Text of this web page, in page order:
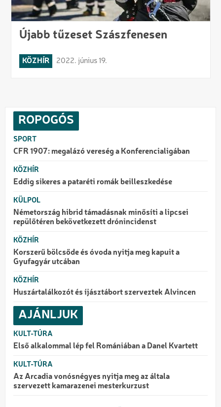
Újabb tűzeset Szászfenesen
KÖZHÍR 2022. június 19.
ROPOGÓS
SPORT
CFR 1907: megalázó vereség a Konferencialigában
KÖZHÍR
Eddig sikeres a pataréti romák beilleszkedése
KÜLPOL
Németország hibrid támadásnak minősíti a lipcsei
repülőtéren bekövetkezett drónincidenst
KÖZHÍR
Korszerű bölcsőde és óvoda nyitja meg kapuit a
Gyufagyár utcában
KÖZHÍR
Huszártalálkozót és íjásztábort szerveztek Alvincen
AJÁNLJUK
KULT-TÚRA
Első alkalommal lép fel Romániában a Danel Kvartett
KULT-TÚRA
Az Arcadia vonósnégyes nyitja meg az általa
szervezett kamarazenei mesterkurzust